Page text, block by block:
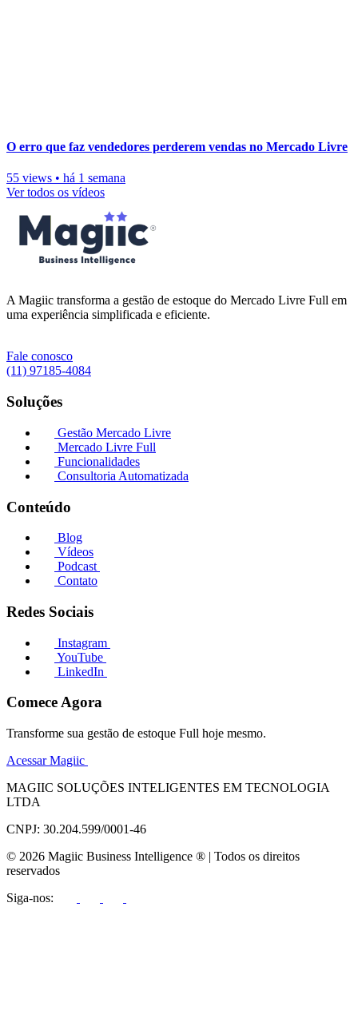
O erro que faz vendedores perderem vendas no Mercado Livre
55 views • há 1 semana
Ver todos os vídeos
A Magiic transforma a gestão de estoque do Mercado Livre Full em
uma experiência simplificada e eficiente.
Fale conosco
(11) 97185-4084
Soluções
Gestão Mercado Livre
Mercado Livre Full
Funcionalidades
Consultoria Automatizada
Conteúdo
Blog
Vídeos
Podcast
Contato
Redes Sociais
Instagram
YouTube
LinkedIn
Comece Agora
Transforme sua gestão de estoque Full hoje mesmo.
Acessar Magiic
MAGIIC SOLUÇÕES INTELIGENTES EM TECNOLOGIA
LTDA
CNPJ: 30.204.599/0001-46
© 2026 Magiic Business Intelligence ® | Todos os direitos
reservados
Siga-nos: